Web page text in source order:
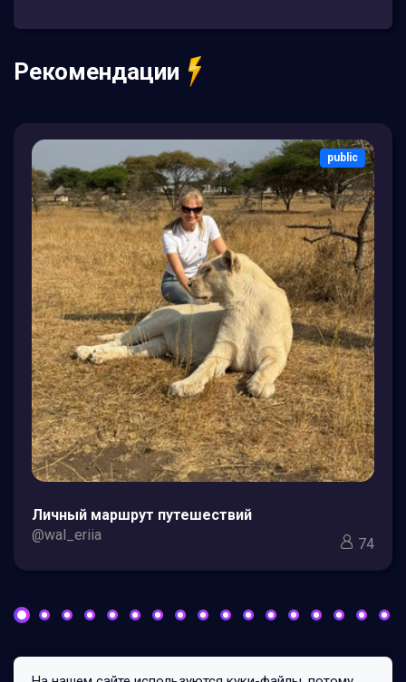
Рекомендации
public
Личный маршрут путешествий
@wal_eriia
74